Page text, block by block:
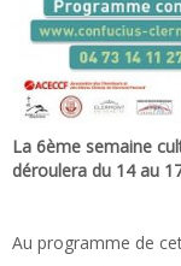
La 6ème semaine
déroulera du 14 au
Au programme de